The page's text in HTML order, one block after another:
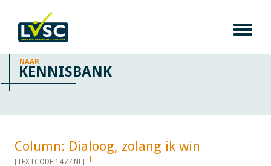
NAAR
KENNISBANK
Column: Dialoog, zolang ik win​​​​​​
[TEXTCODE:1477:NL]